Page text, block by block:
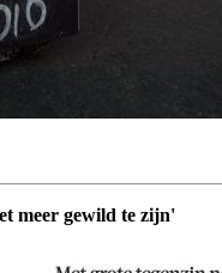
meer gewild te zijn'